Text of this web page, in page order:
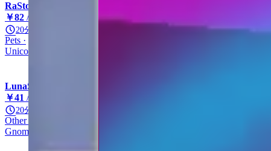
RaStore
￥82 / ユニット
20分
Pets
Unicorn
LunaSells
￥41 / ユニット
20分
Other
Gnome